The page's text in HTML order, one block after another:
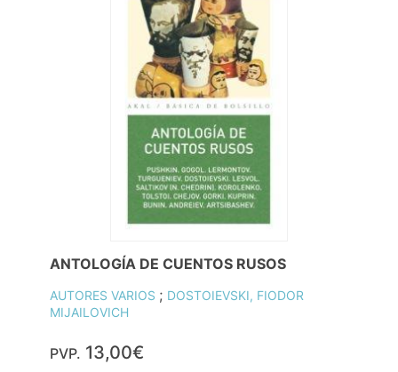
ANTOLOGÍA DE CUENTOS RUSOS
AUTORES VARIOS ; DOSTOIEVSKI, FIODOR
MIJAILOVICH
PVP. 13,00€